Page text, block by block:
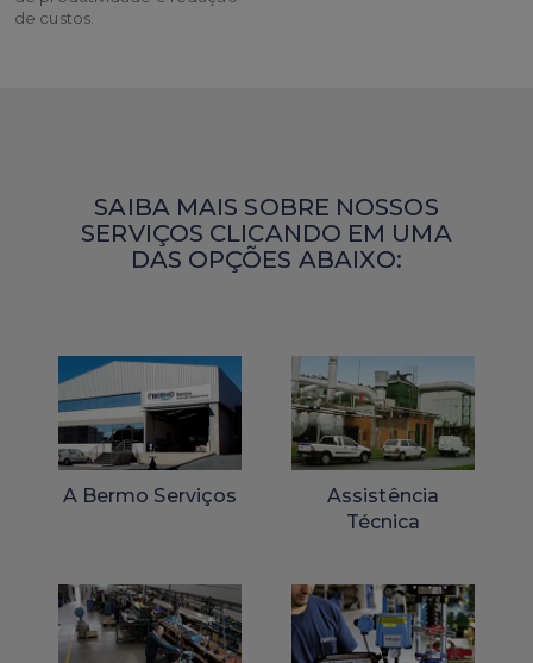
de custos.
SAIBA MAIS SOBRE NOSSOS
SERVIÇOS CLICANDO EM UMA
DAS OPÇÕES ABAIXO:
A Bermo Serviços
Assistência
Técnica